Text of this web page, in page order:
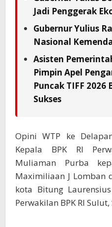
Jadi Penggerak
Gubernur Yulius
Nasional
Asisten
Pimpin Apel
Puncak TIFF
Sukses
Opini WTP ke
Kepala BPK RI
Muliaman Purba
Maximiliaan J Lomban
kota Bitung
Perwakilan BPK RI